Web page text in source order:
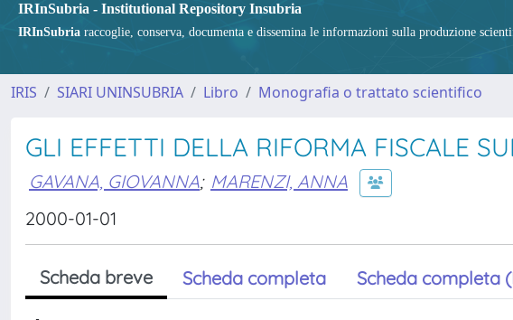
IRInSubria - Institutional Repository Insubria
IRInSubria raccoglie, conserva, documenta e dissemina le informazioni sulla produzione
IRIS SIARI UNINSUBRIA Libro Monografia o trattato scientifico
GLI EFFETTI DELLA RIFORMA FISCALE
GAVANA, GIOVANNA; MARENZI, ANNA
2000-01-01
Scheda breve Scheda completa Scheda completa